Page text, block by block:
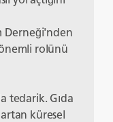
Derneği'nden
rolünü
tedarik. Gıda
küresel